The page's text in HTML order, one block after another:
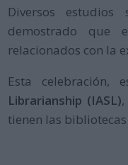
Diversos
demostrado que
relacionados con la
Esta celebración,
Librarianship (IASL)
tienen las